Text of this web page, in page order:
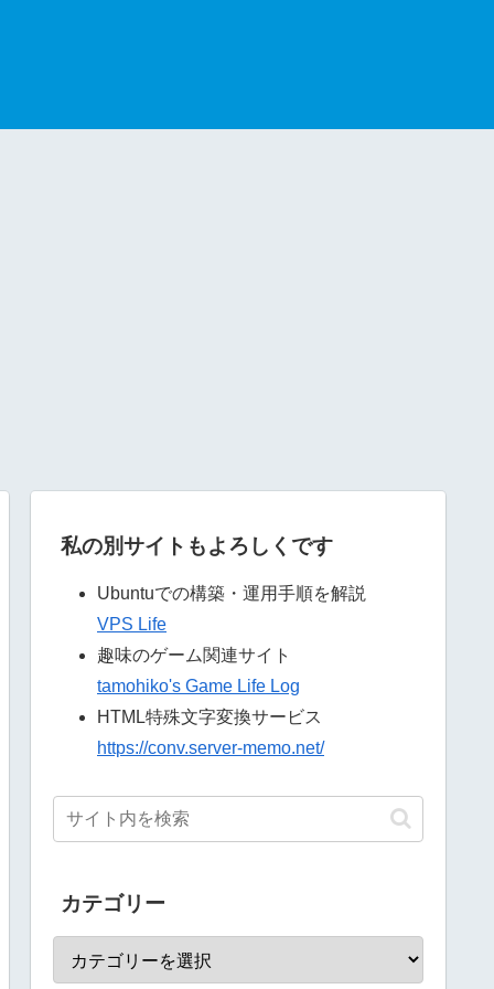
私の別サイトもよろしくです
Ubuntuでの構築・運用手順を解説
VPS Life
趣味のゲーム関連サイト
tamohiko's Game Life Log
HTML特殊文字変換サービス
https://conv.server-memo.net/
カテゴリー